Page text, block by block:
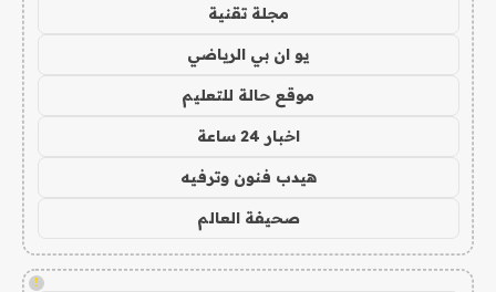
مجلة تقنية
يو ان بي الرياضي
موقع حالة للتعليم
اخبار 24 ساعة
هيدب فنون وترفيه
صحيفة العالم
!